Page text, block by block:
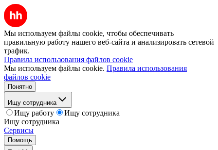
Мы используем файлы cookie, чтобы обеспечивать
правильную работу нашего веб-сайта и анализировать сетевой
трафик.
Правила использования файлов cookie
Мы используем файлы cookie. Правила использования
файлов cookie
Понятно
Ищу сотрудника
Ищу работу
Ищу сотрудника
Ищу сотрудника
Сервисы
Помощь